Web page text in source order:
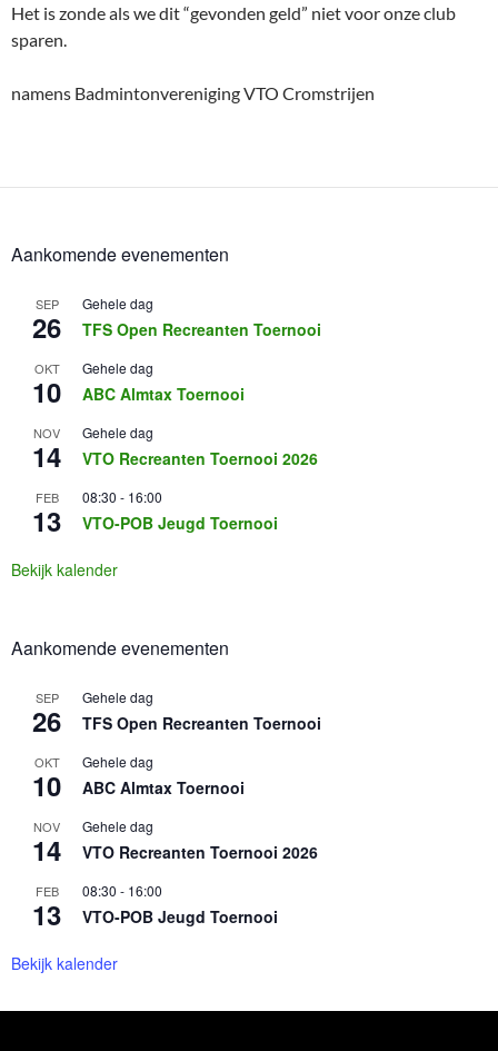
Het is zonde als we dit “gevonden geld” niet voor onze club
sparen.
namens Badmintonvereniging VTO Cromstrijen
Aankomende evenementen
SEP
26
Gehele dag
TFS Open Recreanten Toernooi
OKT
10
Gehele dag
ABC Almtax Toernooi
NOV
14
Gehele dag
VTO Recreanten Toernooi 2026
FEB
13
08:30 - 16:00
VTO-POB Jeugd Toernooi
Bekijk kalender
Aankomende evenementen
SEP
26
Gehele dag
TFS Open Recreanten Toernooi
OKT
10
Gehele dag
ABC Almtax Toernooi
NOV
14
Gehele dag
VTO Recreanten Toernooi 2026
FEB
13
08:30 - 16:00
VTO-POB Jeugd Toernooi
Bekijk kalender